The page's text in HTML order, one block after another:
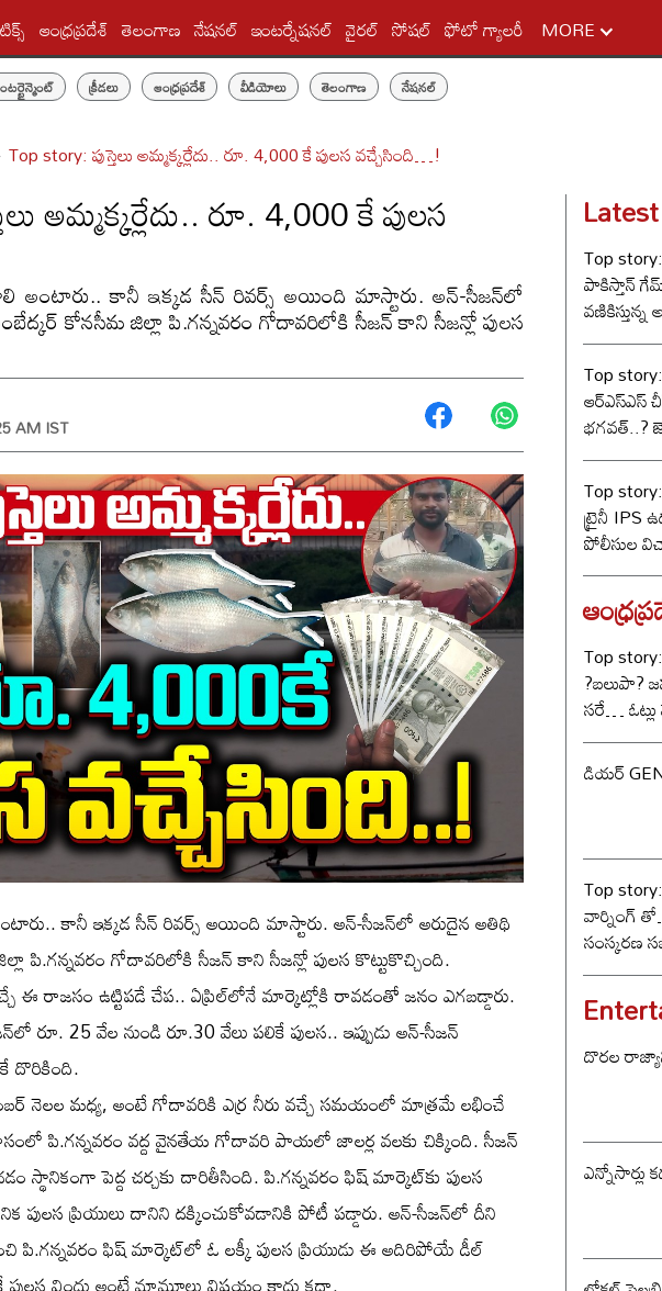
ఆంధ్రప్రదేశ్ తెలంగాణ నేషనల్ ఇంటర్నేషనల్ వైరల్ సోషల్ ఫోటో గ్యాలరీ MORE
క్రీడలు ఆంధ్రప్రదేశ్ వీడియోలు తెలంగాణ నేషనల్
Top story: పుస్తెలు అమ్మక్కర్లేదు.. రూ. 4,000 కే పులస వచ్చేసింది…!
అమ్మక్కర్లేదు.. రూ. 4,000 కే పులస
అంటారు.. కానీ ఇక్కడ సీన్ రివర్స్ అయింది మాస్టారు. అన్-సీజన్‌లో
కోనసీమ జిల్లా పి.గన్నవరం గోదావరిలోకి సీజన్ కాని సీజన్లో పులస
AM IST
కానీ ఇక్కడ సీన్ రివర్స్ అయింది మాస్టారు. అన్-సీజన్‌లో అరుదైన అతిథి
పి.గన్నవరం గోదావరిలోకి సీజన్ కాని సీజన్లో పులస కొట్టుకొచ్చింది.
రాజసం ఉట్టిపడే చేప.. ఏప్రిల్‌లోనే మార్కెట్లోకి రావడంతో జనం ఎగబడ్డారు.
రూ. 25 వేల నుండి రూ.30 వేలు పలికే పులస.. ఇప్పుడు అన్-సీజన్
దొరికింది.
నెలల మధ్య, అంటే గోదావరికి ఎర్ర నీరు వచ్చే సమయంలో మాత్రమే లభించే
పి.గన్నవరం వద్ద వైనతేయ గోదావరి పాయలో జాలర్ల వలకు చిక్కింది. సీజన్
స్థానికంగా పెద్ద చర్చకు దారితీసింది. పి.గన్నవరం ఫిష్ మార్కెట్‌కు పులస
పులస ప్రియులు దానిని దక్కించుకోవడానికి పోటీ పడ్డారు. అన్-సీజన్‌లో దీని
పి.గన్నవరం ఫిష్ మార్కెట్‌లో ఓ లక్కీ పులస ప్రియుడు ఈ అదిరిపోయే డీల్
Top
పాకిస్తాన్
వణికిస్తున్న
Top
ఆర్‌ఎస్‌ఎస్
భగవత్..?
సంఘ్
Top
ట్రైనీ IPS
పోలీసుల
ట్విస్టులు!
Top story:
?బలుపా?
సరే…
డియర్
Top
వార్నింగ్
సంస్కరణ
కూటమి
దొరల
ఎన్నోసార్లు